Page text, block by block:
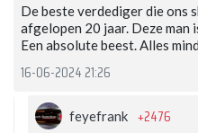
De beste verdediger die ons
afgelopen 20 jaar. Deze
Een absolute beest. Alles
16-06-2024 21:26
feyefrank +2476